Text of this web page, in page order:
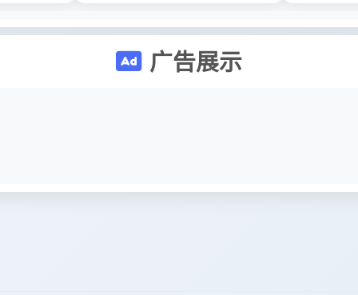
广告展示